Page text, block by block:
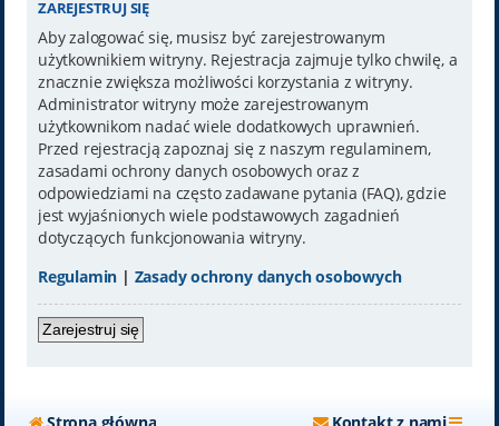
ZAREJESTRUJ SIĘ
Aby zalogować się, musisz być zarejestrowanym
użytkownikiem witryny. Rejestracja zajmuje tylko chwilę, a
znacznie zwiększa możliwości korzystania z witryny.
Administrator witryny może zarejestrowanym
użytkownikom nadać wiele dodatkowych uprawnień.
Przed rejestracją zapoznaj się z naszym regulaminem,
zasadami ochrony danych osobowych oraz z
odpowiedziami na często zadawane pytania (FAQ), gdzie
jest wyjaśnionych wiele podstawowych zagadnień
dotyczących funkcjonowania witryny.
Regulamin | Zasady ochrony danych osobowych
Zarejestruj się
Strona główna Kontakt z nami